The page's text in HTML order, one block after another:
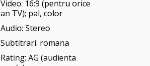
Video: 16:9 (pentru orice
TV); pal, color
Audio: Stereo
Subtitrari: romana
Rating: AG (audienta